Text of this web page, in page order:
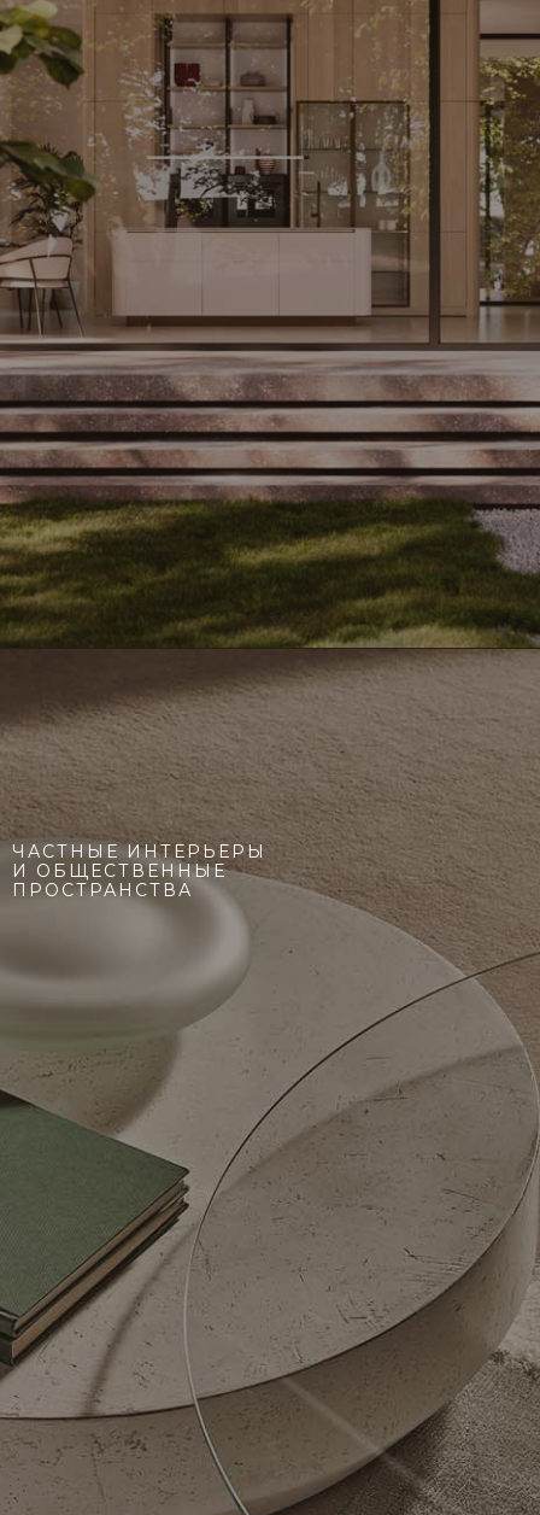
ЧАСТНЫЕ ИНТЕРЬЕРЫ
И ОБЩЕСТВЕННЫЕ
ПРОСТРАНСТВА